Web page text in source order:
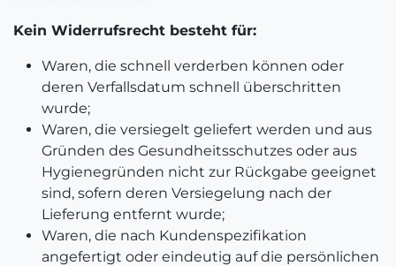
Kein Widerrufsrecht besteht für:
Waren, die schnell verderben können oder
deren Verfallsdatum schnell überschritten
wurde;
Waren, die versiegelt geliefert werden und aus
Gründen des Gesundheitsschutzes oder aus
Hygienegründen nicht zur Rückgabe geeignet
sind, sofern deren Versiegelung nach der
Lieferung entfernt wurde;
Waren, die nach Kundenspezifikation
angefertigt oder eindeutig auf die persönlichen